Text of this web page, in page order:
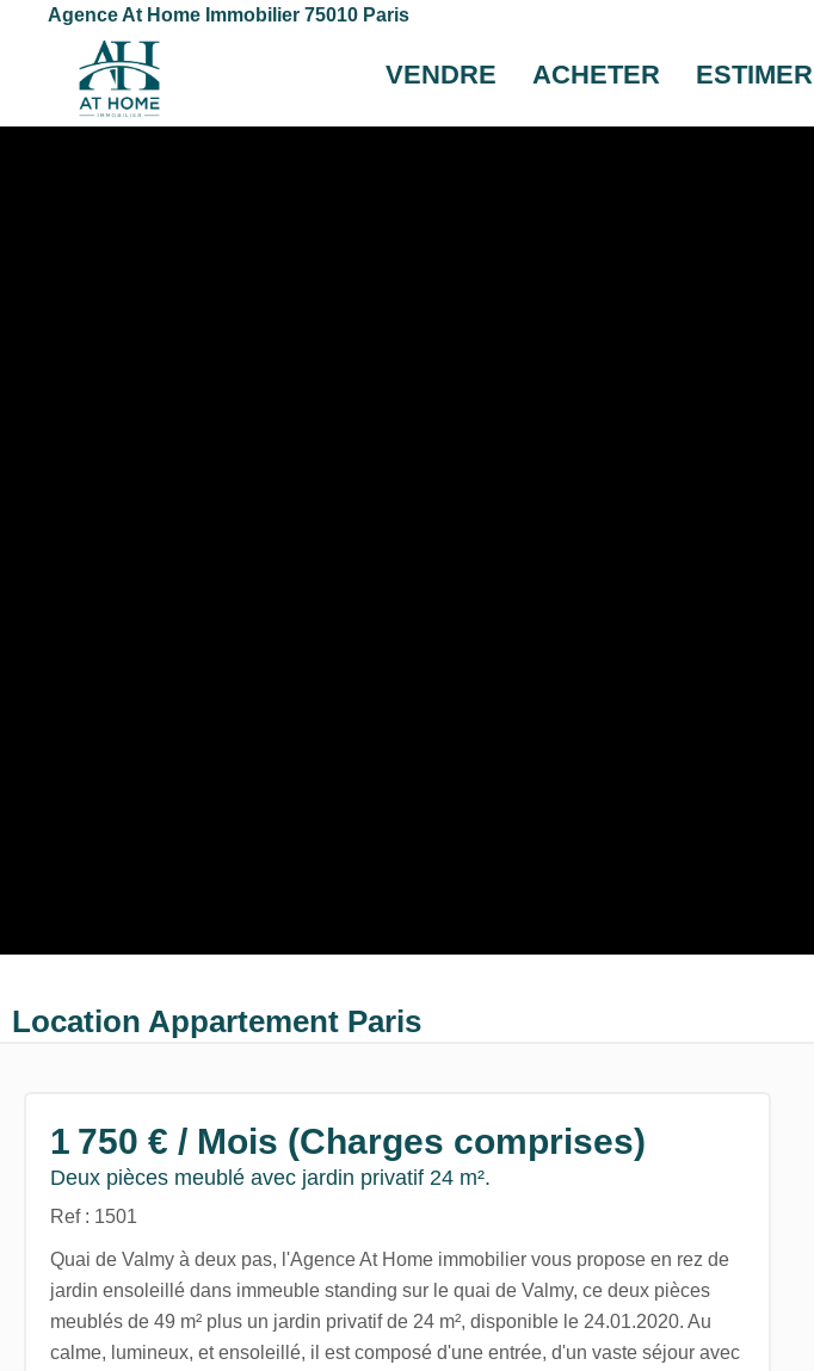
Agence At Home Immobilier 75010 Paris
VENDRE ACHETER ESTIMER
Location Appartement Paris
1 750 € / Mois (Charges comprises)
Deux pièces meublé avec jardin privatif 24 m².
Ref : 1501
Quai de Valmy à deux pas, l'Agence At Home immobilier vous propose en rez de
jardin ensoleillé dans immeuble standing sur le quai de Valmy, ce deux pièces
meublés de 49 m² plus un jardin privatif de 24 m², disponible le 24.01.2020. Au
calme, lumineux, et ensoleillé, il est composé d'une entrée, d'un vaste séjour avec